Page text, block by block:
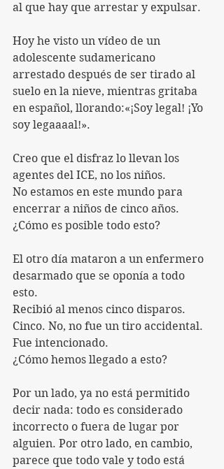
al que hay que arrestar y expulsar.
Hoy he visto un vídeo de un
adolescente sudamericano
arrestado después de ser tirado al
suelo en la nieve, mientras gritaba
en español, llorando:«¡Soy legal! ¡Yo
soy legaaaal!».
Creo que el disfraz lo llevan los
agentes del ICE, no los niños.
No estamos en este mundo para
encerrar a niños de cinco años.
¿Cómo es posible todo esto?
El otro día mataron a un enfermero
desarmado que se oponía a todo
esto.
Recibió al menos cinco disparos.
Cinco. No, no fue un tiro accidental.
Fue intencionado.
¿Cómo hemos llegado a esto?
Por un lado, ya no está permitido
decir nada: todo es considerado
incorrecto o fuera de lugar por
alguien. Por otro lado, en cambio,
parece que todo vale y todo está